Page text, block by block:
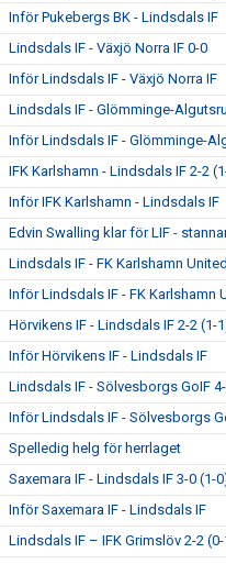
Inför Pukebergs BK - Lindsdals IF
Lindsdals IF - Växjö Norra IF 0-0
Inför Lindsdals IF - Växjö Norra IF
Lindsdals IF - Glömminge-
Inför Lindsdals IF - Glömminge-
IFK Karlshamn - Lindsdals IF 2-2
Inför IFK Karlshamn - Lindsdals IF
Edvin Swalling klar för LIF -
Lindsdals IF - FK Karlshamn
Inför Lindsdals IF - FK Karlshamn
Hörvikens IF - Lindsdals IF 2-2 (1-
Inför Hörvikens IF - Lindsdals IF
Lindsdals IF - Sölvesborgs GoIF
Inför Lindsdals IF - Sölvesborgs
Spelledig helg för herrlaget
Saxemara IF - Lindsdals IF 3-0 (1-
Inför Saxemara IF - Lindsdals IF
Lindsdals IF – IFK Grimslöv 2-2